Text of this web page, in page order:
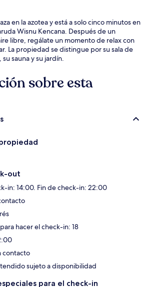
en la azotea y está a solo cinco minutos en
Wisnu Kencana. Después de un
libre, regálate un momento de relax con
La propiedad se distingue por su sala de
sauna y su jardín.
sobre esta
out
in: 14:00. Fin de check-in: 22:00
hacer el check-in: 18
contacto
sujeto a disponibilidad
para el check-in